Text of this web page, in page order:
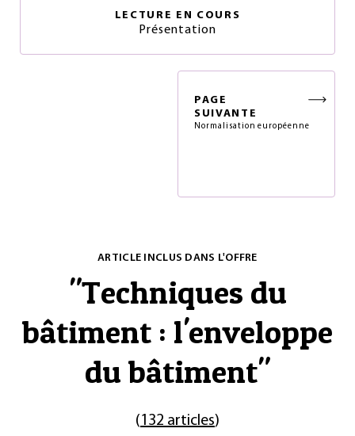
LECTURE EN COURS
Présentation
PAGE
SUIVANTE
Normalisation européenne
ARTICLE INCLUS DANS L'OFFRE
"Techniques du
bâtiment : l'enveloppe
du bâtiment"
(132 articles)